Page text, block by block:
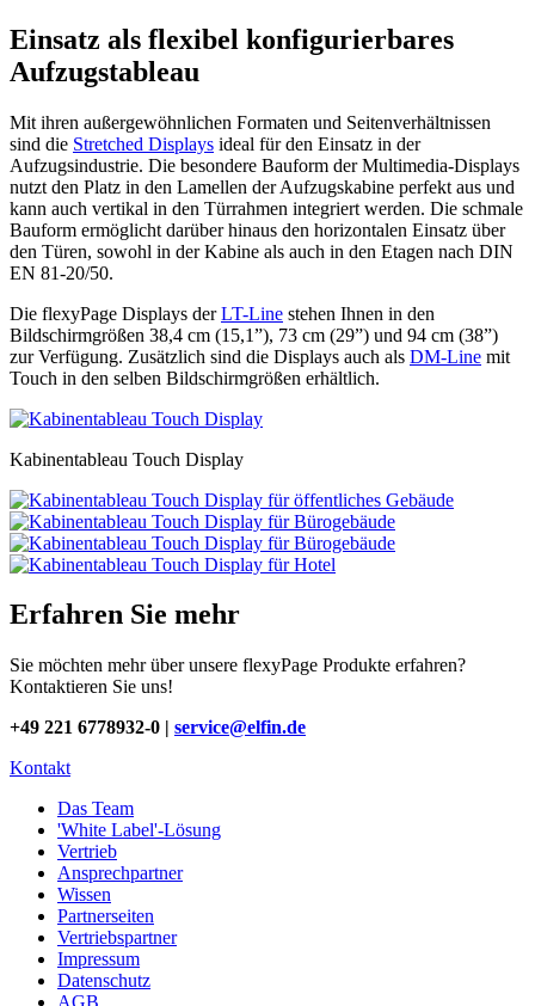
Einsatz als flexibel konfigurierbares
Aufzugstableau
Mit ihren außergewöhnlichen Formaten und Seitenverhältnissen
sind die Stretched Displays ideal für den Einsatz in der
Aufzugsindustrie. Die besondere Bauform der Multimedia-Displays
nutzt den Platz in den Lamellen der Aufzugskabine perfekt aus und
kann auch vertikal in den Türrahmen integriert werden. Die schmale
Bauform ermöglicht darüber hinaus den horizontalen Einsatz über
den Türen, sowohl in der Kabine als auch in den Etagen nach DIN
EN 81-20/50.
Die flexyPage Displays derLT-Line stehen Ihnen in den
Bildschirmgrößen 38,4 cm (15,1”), 73 cm (29”) und 94 cm (38”)
zur Verfügung. Zusätzlich sind die Displays auch als DM-Line mit
Touch in den selben Bildschirmgrößen erhältlich.
Kabinentableau Touch Display
Erfahren Sie mehr
Sie möchten mehr über unsere flexyPage Produkte erfahren?
Kontaktieren Sie uns!
+49 221 6778932-0 | service@elfin.de
Kontakt
Das Team
'White Label'-Lösung
Vertrieb
Ansprechpartner
Wissen
Partnerseiten
Vertriebspartner
Impressum
Datenschutz